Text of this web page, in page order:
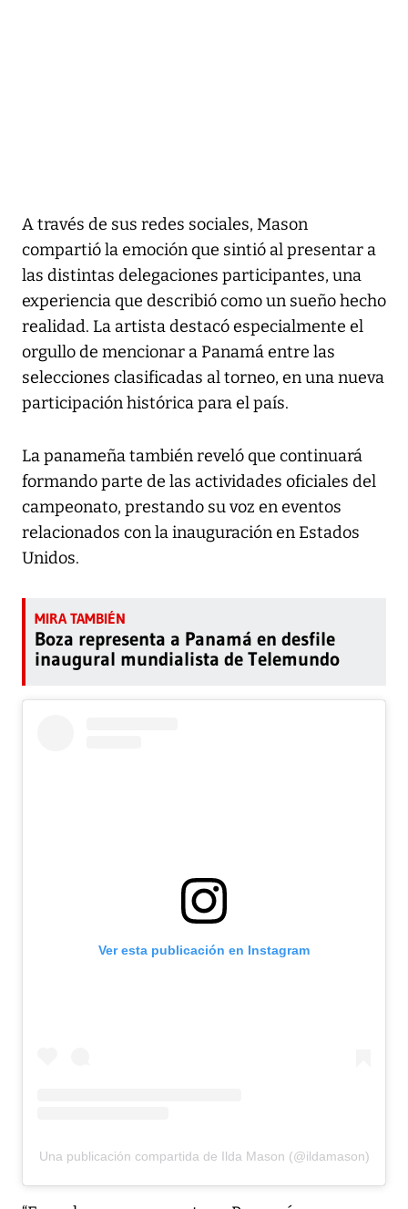
A través de sus redes sociales, Mason
compartió la emoción que sintió al presentar a
las distintas delegaciones participantes, una
experiencia que describió como un sueño hecho
realidad. La artista destacó especialmente el
orgullo de mencionar a Panamá entre las
selecciones clasificadas al torneo, en una nueva
participación histórica para el país.
La panameña también reveló que continuará
formando parte de las actividades oficiales del
campeonato, prestando su voz en eventos
relacionados con la inauguración en Estados
Unidos.
Boza representa a Panamá en desfile
inaugural mundialista de Telemundo
Ver esta publicación en Instagram
Una publicación compartida de Ilda Mason (@ildamason)